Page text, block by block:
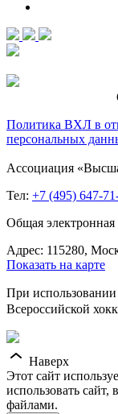
Политика ВХЛ в
персональных
Ассоциация
Тел: +7 (495) 647-
Общая электронная
Адрес: 115280,
Показать на карте
При
Всероссийской
Наверх
Этот сайт
использовать сайт,
файлами.